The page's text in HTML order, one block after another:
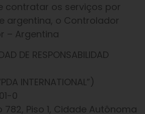
contratar os serviços por
argentina, o Controlador
– Argentina
DE RESPONSABILIDAD
INTERNATIONAL”)
0
782, Piso 1, Cidade Autônoma